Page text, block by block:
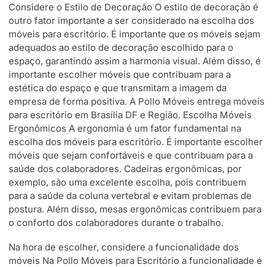
Considere o Estilo de Decoração O estilo de decoração é
outro fator importante a ser considerado na escolha dos
móveis para escritório. É importante que os móveis sejam
adequados ao estilo de decoração escolhido para o
espaço, garantindo assim a harmonia visual. Além disso, é
importante escolher móveis que contribuam para a
estética do espaço e que transmitam a imagem da
empresa de forma positiva. A Pollo Móveis entrega móveis
para escritório em Brasília DF e Região. Escolha Móveis
Ergonômicos A ergonomia é um fator fundamental na
escolha dos móveis para escritório. É importante escolher
móveis que sejam confortáveis e que contribuam para a
saúde dos colaboradores. Cadeiras ergonômicas, por
exemplo, são uma excelente escolha, pois contribuem
para a saúde da coluna vertebral e evitam problemas de
postura. Além disso, mesas ergonômicas contribuem para
o conforto dos colaboradores durante o trabalho.
Na hora de escolher, considere a funcionalidade dos
móveis Na Pollo Móveis para Escritório a funcionalidade é